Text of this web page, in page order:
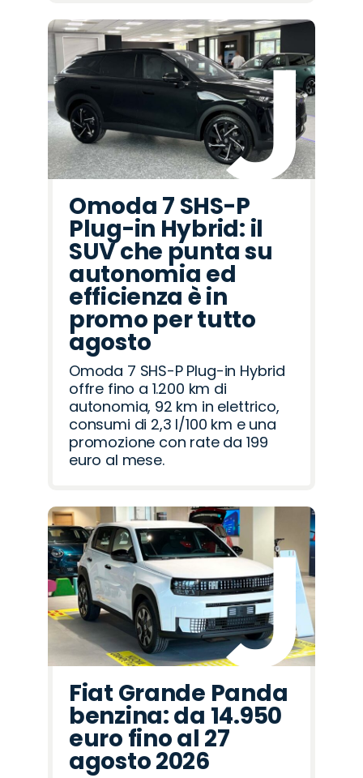
Omoda 7 SHS-P
Plug-in Hybrid: il
SUV che punta su
autonomia ed
efficienza è in
promo per tutto
agosto
Omoda 7 SHS-P Plug-in Hybrid
offre fino a 1.200 km di
autonomia, 92 km in elettrico,
consumi di 2,3 l/100 km e una
promozione con rate da 199
euro al mese.
Fiat Grande Panda
benzina: da 14.950
euro fino al 27
agosto 2026